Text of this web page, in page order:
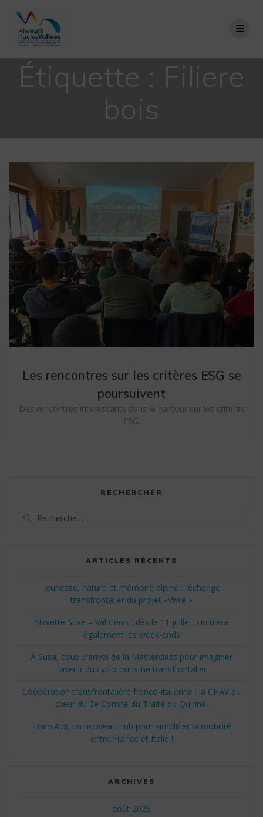
Étiquette : Filiere
bois
Les rencontres sur les critères ESG se
poursuivent
Des rencontres interessants dans le parcour sur les criteres
ESG.
RECHERCHER
ARTICLES RÉCENTS
Jeunesse, nature et mémoire alpine : l’échange
transfrontalier du projet «Vivre »
Navette Suse – Val Cenis : dès le 11 juillet, circulera
également les week-ends
À Susa, coup d’envoi de la Masterclass pour imaginer
l’avenir du cyclotourisme transfrontalier
Coopération transfrontalière franco-italienne : la CHAV au
cœur du 3e Comité du Traité du Quirinal
TransAlpi, un nouveau hub pour simplifier la mobilité
entre France et Italie !
ARCHIVES
août 2026